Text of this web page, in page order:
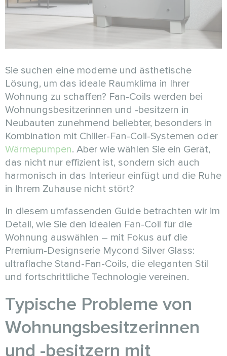
Sie suchen eine moderne und ästhetische
Lösung, um das ideale Raumklima in Ihrer
Wohnung zu schaffen? Fan-Coils werden bei
Wohnungsbesitzerinnen und -besitzern in
Neubauten zunehmend beliebter, besonders in
Kombination mit Chiller-Fan-Coil-Systemen oder
Wärmepumpen. Aber wie wählen Sie ein Gerät,
das nicht nur effizient ist, sondern sich auch
harmonisch in das Interieur einfügt und die Ruhe
in Ihrem Zuhause nicht stört?
In diesem umfassenden Guide betrachten wir im
Detail, wie Sie den idealen Fan-Coil für die
Wohnung auswählen – mit Fokus auf die
Premium-Designserie Mycond Silver Glass:
ultraflache Stand-Fan-Coils, die eleganten Stil
und fortschrittliche Technologie vereinen.
Typische Probleme von
Wohnungsbesitzerinnen
und -besitzern mit